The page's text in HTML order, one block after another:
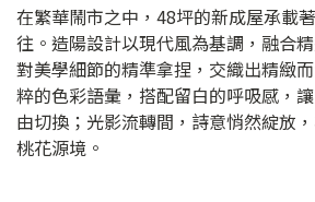
在繁華鬧市之中，48坪的新成屋承載
往。造陽設計以現代風為基調，融合
對美學細節的精準拿捏，交織出精緻
粹的色彩語彙，搭配留白的呼吸感，
由切換；光影流轉間，詩意悄然綻放
桃花源境。